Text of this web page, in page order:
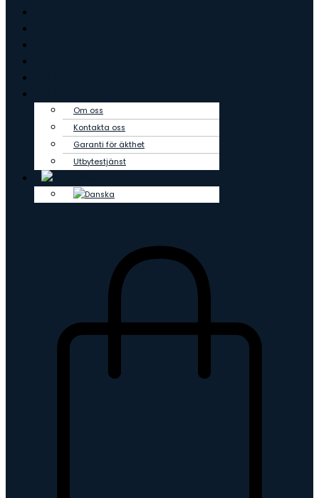
Om oss
Kontakta oss
Garanti för äkthet
Utbytestjänst